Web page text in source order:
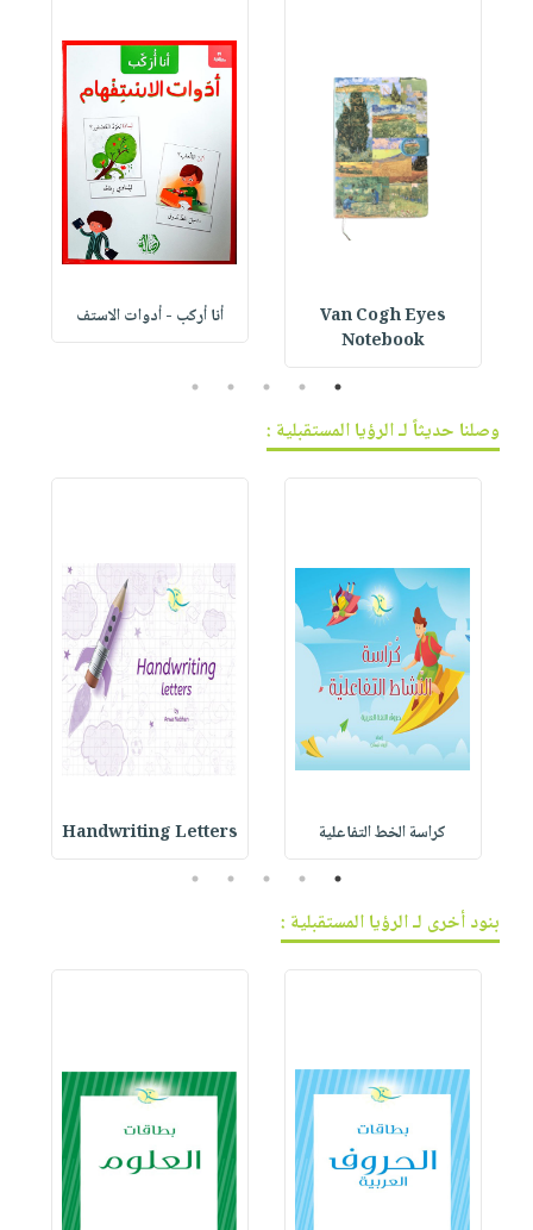
Van Cogh Eyes
Notebook
أنا أركب - أدوات الاستف
1
2
3
4
5
وصلنا حديثاً لـ الرؤيا المستقبلية :
كراسة الخط التفاعلية Handwriting Letters
1
2
3
4
5
بنود أخرى لـ الرؤيا المستقبلية :